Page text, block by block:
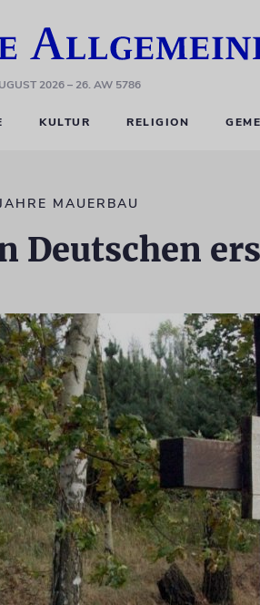
2026– 26. AW 5786
KULTUR RELIGION
MAUERBAU
Deutschen